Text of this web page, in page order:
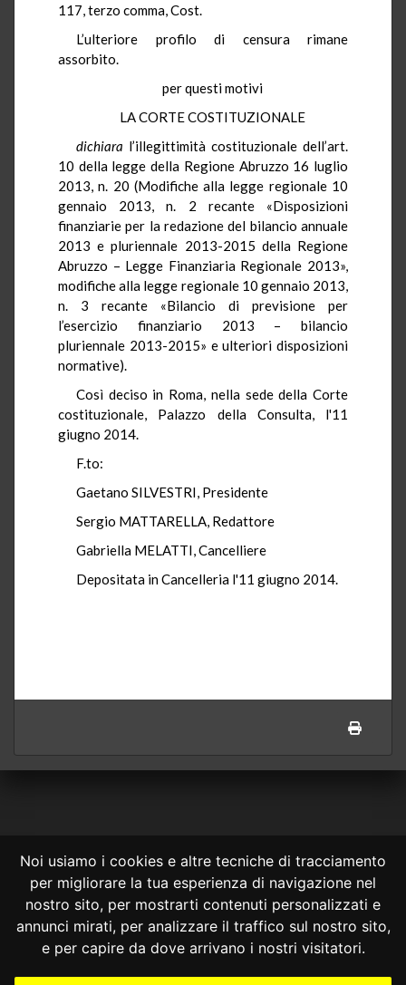
Noi usiamo i cookies e altre tecniche di tracciamento
per migliorare la tua esperienza di navigazione nel
nostro sito, per mostrarti contenuti personalizzati e
annunci mirati, per analizzare il traffico sul nostro sito,
e per capire da dove arrivano i nostri visitatori.
117, terzo comma, Cost.
L’ulteriore profilo di censura rimane
assorbito.
per questi motivi
LA CORTE COSTITUZIONALE
dichiara l’illegittimità costituzionale dell’art.
10 della legge della Regione Abruzzo 16 luglio
2013, n. 20 (Modifiche alla legge regionale 10
gennaio 2013, n. 2 recante «Disposizioni
finanziarie per la redazione del bilancio annuale
2013 e pluriennale 2013-2015 della Regione
Abruzzo – Legge Finanziaria Regionale 2013»,
modifiche alla legge regionale 10 gennaio 2013,
n. 3 recante «Bilancio di previsione per
l’esercizio finanziario 2013 – bilancio
pluriennale 2013-2015» e ulteriori disposizioni
normative).
Così deciso in Roma, nella sede della Corte
costituzionale, Palazzo della Consulta, l'11
giugno 2014.
F.to:
Gaetano SILVESTRI, Presidente
Sergio MATTARELLA, Redattore
Gabriella MELATTI, Cancelliere
Depositata in Cancelleria l'11 giugno 2014.
CONSULTA ONLINE DAL 1995 -NOTE LEGALI
Consulta OnLine non ha prodotto e non è responsabile per i contenuti e
le informazioni legali di siti collegati.
costituisce una relazione di consulenza legale.